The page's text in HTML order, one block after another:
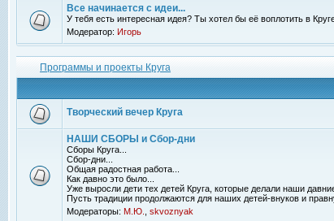
Все начинается с идеи...
У тебя есть интересная идея? Ты хотел бы её воплотить в
Модератор: Игорь
Программы и проекты Круга
Творческий вечер Круга
НАШИ СБОРЫ и Сбор-дни
Сборы Круга...
Сбор-дни...
Общая радостная работа...
Как давно это было...
Уже выросли дети тех детей Круга, которые делали наши
Пусть традиции продолжаются для наших детей-внуков и
Модераторы: М.Ю. skvoznyak